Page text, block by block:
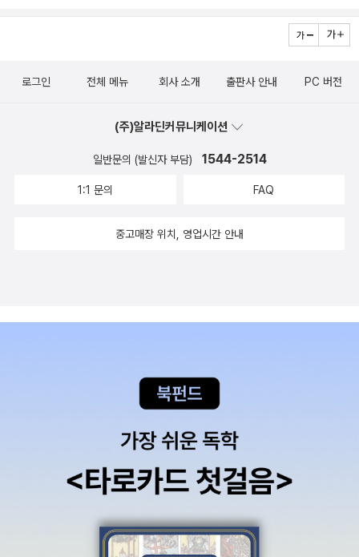
로그인 전체 메뉴 회사 소개 출판사 안내 PC 버전
(주)알라딘커뮤니케이션
일반문의 (발신자 부담) 1544-2514
1:1 문의 FAQ
중고매장 위치, 영업시간 안내